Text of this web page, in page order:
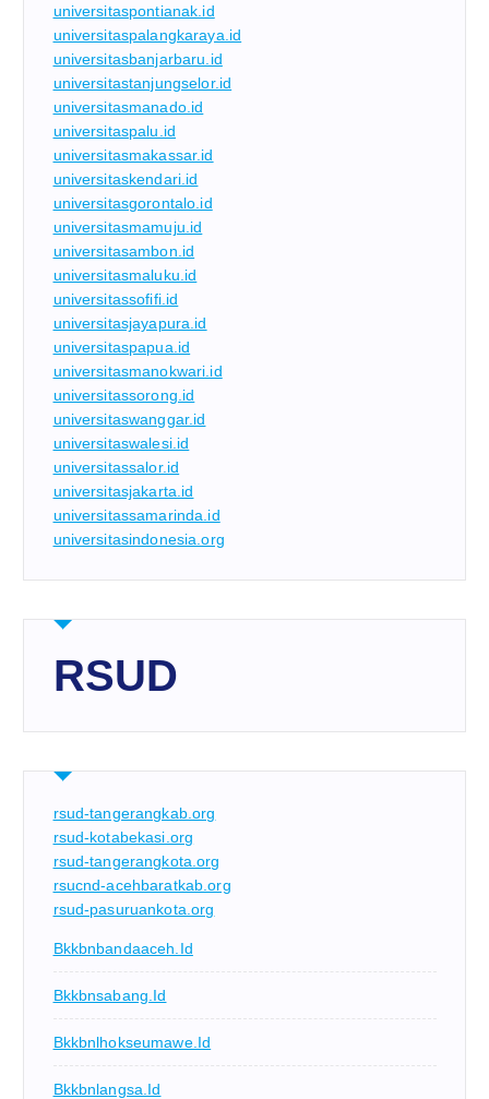
universitaspontianak.id
universitaspalangkaraya.id
universitasbanjarbaru.id
universitastanjungselor.id
universitasmanado.id
universitaspalu.id
universitasmakassar.id
universitaskendari.id
universitasgorontalo.id
universitasmamuju.id
universitasambon.id
universitasmaluku.id
universitassofifi.id
universitasjayapura.id
universitaspapua.id
universitasmanokwari.id
universitassorong.id
universitaswanggar.id
universitaswalesi.id
universitassalor.id
universitasjakarta.id
universitassamarinda.id
universitasindonesia.org
RSUD
rsud-tangerangkab.org
rsud-kotabekasi.org
rsud-tangerangkota.org
rsucnd-acehbaratkab.org
rsud-pasuruankota.org
Bkkbnbandaaceh.id
Bkkbnsabang.id
Bkkbnlhokseumawe.id
Bkkbnlangsa.id